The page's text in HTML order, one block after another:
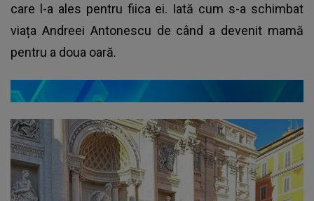
care l-a ales pentru fiica ei. Iată cum s-a schimbat
viața Andreei Antonescu de când a devenit mamă
pentru a doua oară.